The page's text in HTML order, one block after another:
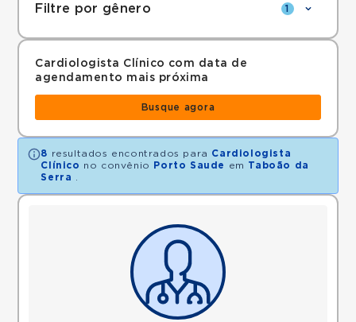
Filtre por gênero 1
Cardiologista Clínico com data de
agendamento mais próxima
Busque agora
8 resultados encontrados para Cardiologista
Clínico no convênio Porto Saude em Taboão da
Serra